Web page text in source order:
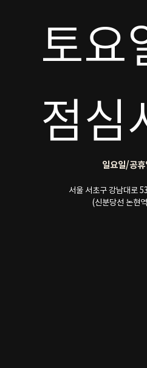
토요
점심
일요일/공휴
서울 서초구 강남대로
(신분당선 논현